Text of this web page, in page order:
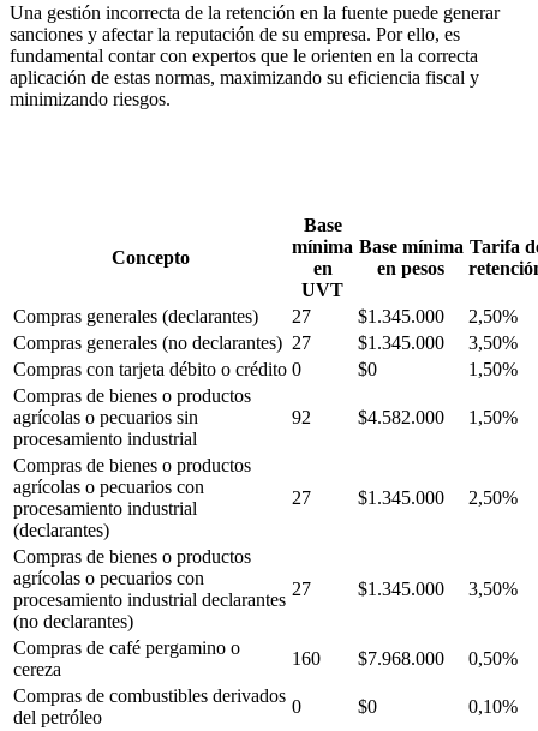
Una gestión incorrecta de la retención en la fuente puede generar
sanciones y afectar la reputación de su empresa. Por ello, es
fundamental contar con expertos que le orienten en la correcta
aplicación de estas normas, maximizando su eficiencia fiscal y
minimizando riesgos.
Concepto
Base
mínima
en
UVT
Base mínima
en pesos
Tarifa
Compras generales (declarantes) 27 $1.345.000
2,50%
Compras generales (no declarantes) 27 $1.345.000
3,50%
Compras con tarjeta débito o crédito 0 $0
1,50%
Compras de bienes o productos
agrícolas o pecuarios sin
procesamiento industrial
92 $4.582.000 1,50%
Compras de bienes o productos
agrícolas o pecuarios con
procesamiento industrial
(declarantes)
27 $1.345.000 2,50%
Compras de bienes o productos
agrícolas o pecuarios con
procesamiento industrial declarantes
(no declarantes)
27 $1.345.000 3,50%
Compras de café pergamino o
cereza
160 $7.968.000
0,50%
Compras de combustibles derivados
del petróleo
0 $0
0,10%